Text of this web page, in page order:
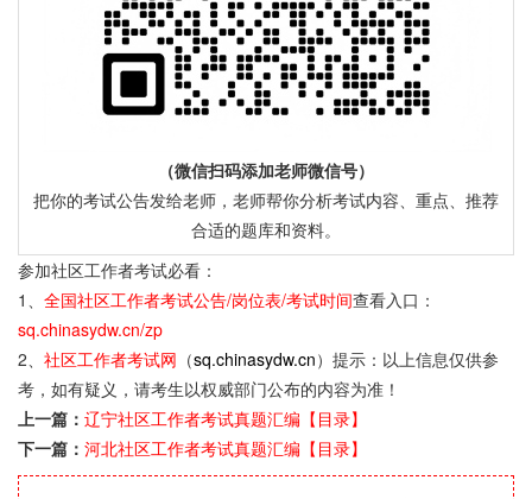
（微信扫码添加老师微信号）
把你的考试公告发给老师，老师帮你分析考试内容、重点、推荐
合适的题库和资料。
参加社区工作者考试必看：
1、 全国社区工作者考试公告/岗位表/考试时间查看入口：
sq.chinasydw.cn/zp
2、 社区工作者考试网 （sq.chinasydw.cn）提示：以上信息仅供参
考，如有疑义，请考生以权威部门公布的内容为准！
上一篇： 辽宁社区工作者考试真题汇编【目录】
下一篇： 河北社区工作者考试真题汇编【目录】